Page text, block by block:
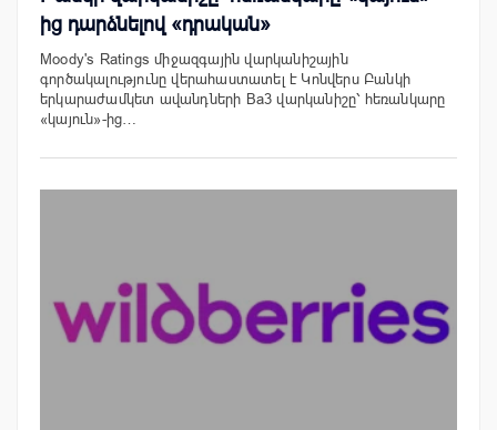
ից դարձնելով «դրական»
Moody's Ratings միջազգային վարկանիշային
գործակալությունը վերահաստատել է Կոնվերս Բանկի
երկարաժամկետ ավանդների Ba3 վարկանիշը՝ հեռանկարը
«կայուն»-ից…